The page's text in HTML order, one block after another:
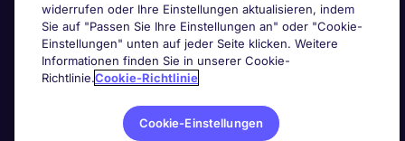
Nach Berufsfeld suchen
Haben Sie Personalbedarf?
Über die PageGroup
widerrufen oder Ihre Einstellungen aktualisieren, indem
Sie auf "Passen Sie Ihre Einstellungen an" oder "Cookie-
Einstellungen" unten auf jeder Seite klicken. Weitere
Informationen finden Sie in unserer Cookie-
Richtlinie.Cookie-Richtlinie
Cookie-Einstellungen